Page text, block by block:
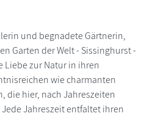
und begnadete Gärtnerin,
Garten der Welt - Sissinghurst -
Liebe zur Natur in ihren
wie charmanten
die hier, nach Jahreszeiten
Jahreszeit entfaltet ihren